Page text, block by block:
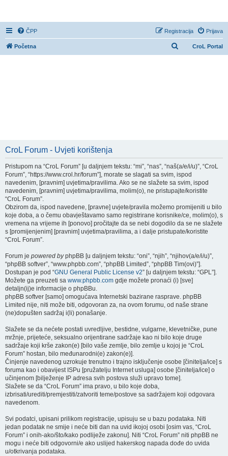
ČPP Prijava
Registracija
CroL Portal
Početna
CroL Forum - Uvjeti korištenja
Pristupom na “CroL Forum” [u daljnjem tekstu: “mi”, “nas”, “naš(a/e/i/u)”, “CroL
Forum”, “https://www.crol.hr/forum”], morate se slagati sa svim, ispod
navedenim, [pravnim] uvjetima/pravilima. Ako se ne slažete sa svim, ispod
navedenim, [pravnim] uvjetima/pravilima, molim(o), ne pristupajte/koristite
“CroL Forum”.
Obzirom da, ispod navedene, [pravne] uvjete/pravila možemo promijeniti u bilo
koje doba, a o čemu obavještavamo samo registrirane korisnike/ce, molim(o), s
vremena na vrijeme ih [ponovo] pročitajte da se nebi dogodilo da se ne slažete
s [promijenjenim] [pravnim] uvjetima/pravilima, a i dalje pristupate/koristite
“CroL Forum”.
Forum je powered byphpBB [u daljnjem tekstu: “oni”, “njih”, “njihov(a/e/i/u)”,
“phpBB softver”, “www.phpbb.com”, “phpBB Limited”, “phpBB Tim(ovi)”].
Dostupan je pod “GNU General Public License v2” [u daljnjem tekstu: “GPL”].
Možete ga preuzeti sa www.phpbb.com gdje možete pronaći (i) [sve]
detaljn(ij)e informacije o phpBBu.
phpBB softver [samo] omogućava Internetski bazirane rasprave. phpBB
Limited nije, niti može biti, odgovoran za, na ovom forumu, od naše strane
(ne)dopušten sadržaj i(li) ponašanje.
Slažete se da nećete postati uvredljive, bestidne, vulgarne, klevetničke, pune
mržnje, prijeteće, seksualno orijentirane sadržaje kao ni bilo koje druge
sadržaje koji krše zakon(e) [bilo vaše zemlje, bilo zemlje u kojoj je “CroL
Forum” hostan, bilo međunarodni(e) zakon(e)].
Činjenje navedenog uzrokuje trenutno i trajno isključenje osobe [činitelja/ice] s
foruma kao i obavijest ISPu [pružatelju Internet usluga] osobe [činitelja/ice] o
učinjenom [bilježenje IP adresa svih postova služi upravo tome].
Slažete se da “CroL Forum” ima pravo, u bilo koje doba,
izbrisati/urediti/premjestiti/zatvoriti teme/postove sa sadržajem koji odgovara
navedenom.
Svi podatci, upisani prilikom registracije, upisuju se u bazu podataka. Niti
jedan podatak ne smije i neće biti dan na uvid ikojoj osobi [osim vas, “CroL
Forum” i onih-ako/što/kako podliježe zakonu]. Niti “CroL Forum” niti phpBB ne
mogu i neće biti odgovorni/e ako uslijed hakerskog napada dođe do uvida
u/otkrivanja podataka.